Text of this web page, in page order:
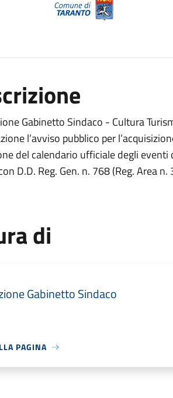
Gabinetto Sindaco - Cultura
l’avviso pubblico per
del calendario ufficiale degli
D.D. Reg. Gen. n. 768 (Reg. Area
di
Gabinetto Sindaco
PAGINA